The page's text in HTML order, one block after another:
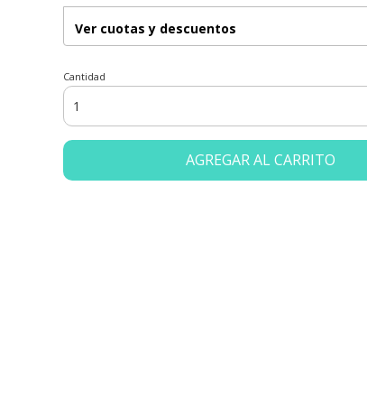
Ver cuotas y descuentos
Cantidad
AGREGAR AL CARRITO